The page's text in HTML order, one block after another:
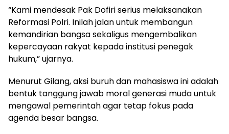
“Kami mendesak Pak Dofiri serius melaksanakan
Reformasi Polri. Inilah jalan untuk membangun
kemandirian bangsa sekaligus mengembalikan
kepercayaan rakyat kepada institusi penegak
hukum,” ujarnya.
Menurut Gilang, aksi buruh dan mahasiswa ini adalah
bentuk tanggung jawab moral generasi muda untuk
mengawal pemerintah agar tetap fokus pada
agenda besar bangsa.